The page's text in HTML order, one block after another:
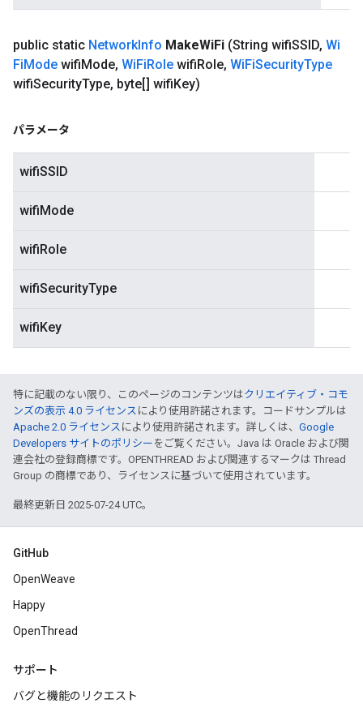
public static NetworkInfo MakeWiFi (String wifiSSID, Wi
FiMode wifiMode, WiFiRole wifiRole, WiFiSecurityType
wifiSecurityType, byte[] wifiKey)
パラメータ
wifiSSID
wifiMode
wifiRole
wifiSecurityType
wifiKey
特に記載のない限り、このページのコンテンツはクリエイティブ・コモ
ンズの表示 4.0 ライセンス により使用許諾されます。コードサンプルは
Apache 2.0 ライセンス により使用許諾されます。詳しくは、 Google
Developers サイトのポリシー をご覧ください。Java は Oracle および関
連会社の登録商標です。OPENTHREAD および関連するマークは Thread
Group の商標であり、ライセンスに基づいて使用されています。
最終更新日 2025-07-24 UTC。
GitHub
OpenWeave
Happy
OpenThread
サポート
バグと機能のリクエスト